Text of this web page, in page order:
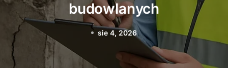
transportowej
sie 2, 2026